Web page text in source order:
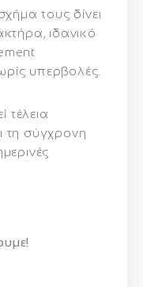
τους δίνει
ιδανικό
υπερβολές.
τέλεια
τη σύγχρονη